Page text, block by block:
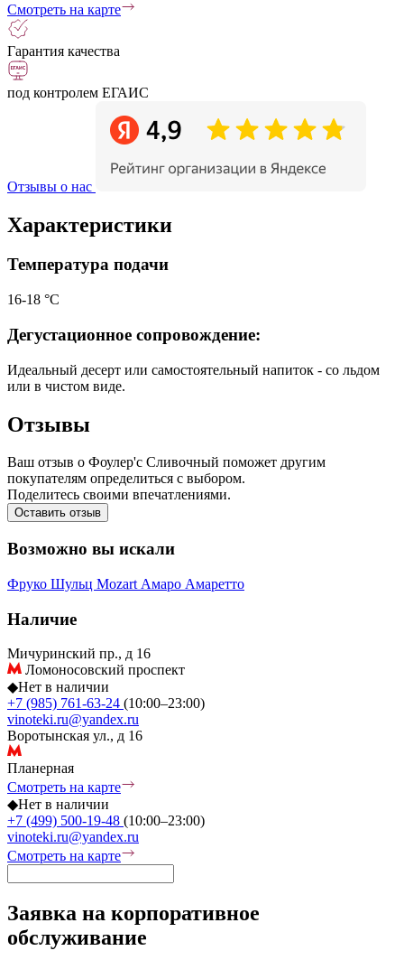
Смотреть на карте
Гарантия качества
под контролем ЕГАИС
Отзывы о нас
Характеристики
Температура подачи
16-18 °С
Дегустационное сопровождение:
Идеальный десерт или самостоятельный напиток - со льдом
или в чистом виде.
Отзывы
Ваш отзыв о Фоулер'с Сливочный поможет другим
покупателям определиться с выбором.
Поделитесь своими впечатлениями.
Оставить отзыв
Возможно вы искали
Фруко Шульц Mozart Амаро Амаретто
Наличие
Мичуринский пр., д 16
Ломоносовский проспект
◆Нет в наличии
+7 (985) 761-63-24 (10:00–23:00)
vinoteki.ru@yandex.ru
Воротынская ул., д 16
Планерная
Смотреть на карте
◆Нет в наличии
+7 (499) 500-19-48 (10:00–23:00)
vinoteki.ru@yandex.ru
Смотреть на карте
Заявка на корпоративное
обслуживание